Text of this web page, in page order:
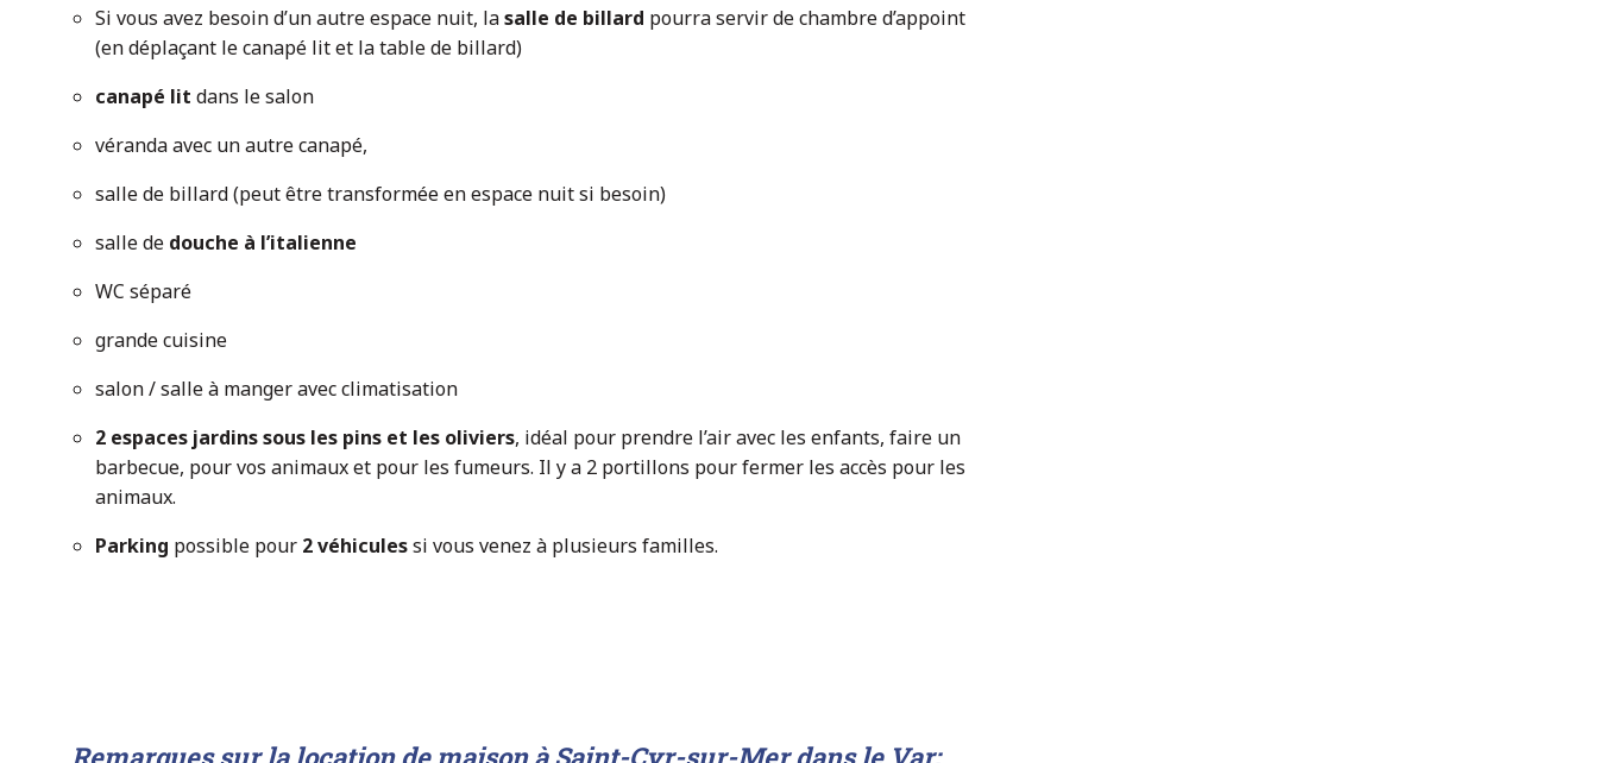
Si vous avez besoin d’un autre espace nuit, lasalle de billard pourra servir de chambre d’appoint
(en déplaçant le canapé lit et la table de billard)
canapé lit dans le salon
véranda avec un autre canapé,
salle de billard (peut être transformée en espace nuit si besoin)
salle de douche à l’italienne
WC séparé
grande cuisine
salon / salle à manger avec climatisation
2 espaces jardins sous les pins et les oliviers, idéal pour prendre l’air avec les enfants, faire un
barbecue, pour vos animaux et pour les fumeurs. Il y a 2 portillons pour fermer les accès pour les
animaux.
Parking possible pour 2 véhiculessi vous venez à plusieurs familles.